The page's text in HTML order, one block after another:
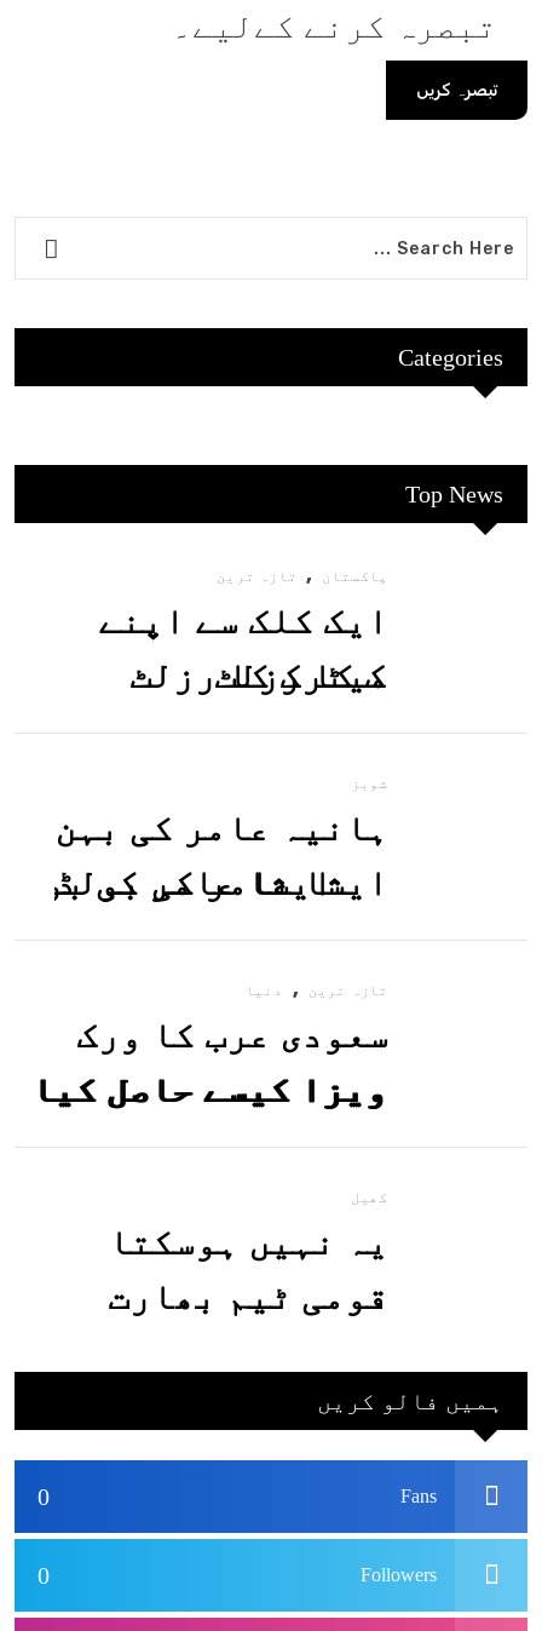
Categories
Top News
پاکستان , تازہ ترین
ایک کلک سے اپنے
میٹرک کا رزلٹ
معلوم کریں
شوبز
ہانیہ عامر کی بہن
ایشا عامر کی بولڈ
تصاویر وائرل ہو
گئیں
تازہ ترین , دنیا
سعودی عرب کا ورک
ویزا کیسے حاصل کیا
جاسکتا ہے؟جانیے
کھیل
یہ نہیں ہوسکتا
قومی ٹیم بھارت
بھارتی ٹیم پاکستان
نہ آئے، محسن نقوی
ہمیں فالو کریں
0 Fans
0 Followers
تبصرہ کرنے کےلیے۔